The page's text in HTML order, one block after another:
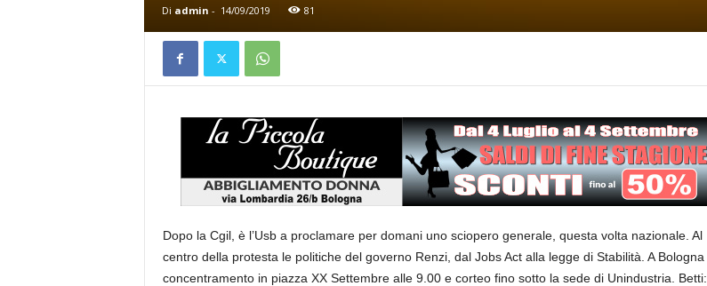
Di admin - 14/09/2019 81
Dopo la Cgil, è l’Usb a proclamare per domani uno sciopero generale, questa volta nazionale. Al
centro della protesta le politiche del governo Renzi, dal Jobs Act alla legge di Stabilità. A Bologna
concentramento in piazza XX Settembre alle 9.00 e corteo fino sotto la sede di Unindustria. Betti: